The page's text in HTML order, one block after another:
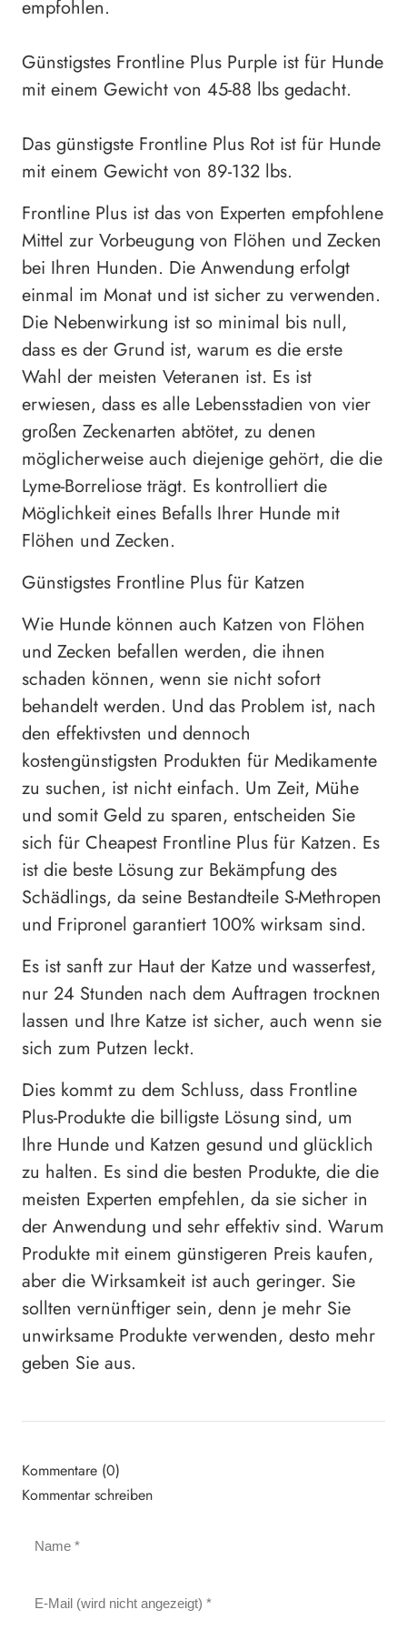
empfohlen.
Günstigstes Frontline Plus Purple ist für Hunde
mit einem Gewicht von 45-88 lbs gedacht.
Das günstigste Frontline Plus Rot ist für Hunde
mit einem Gewicht von 89-132 lbs.
Frontline Plus ist das von Experten empfohlene
Mittel zur Vorbeugung von Flöhen und Zecken
bei Ihren Hunden. Die Anwendung erfolgt
einmal im Monat und ist sicher zu verwenden.
Die Nebenwirkung ist so minimal bis null,
dass es der Grund ist, warum es die erste
Wahl der meisten Veteranen ist. Es ist
erwiesen, dass es alle Lebensstadien von vier
großen Zeckenarten abtötet, zu denen
möglicherweise auch diejenige gehört, die die
Lyme-Borreliose trägt. Es kontrolliert die
Möglichkeit eines Befalls Ihrer Hunde mit
Flöhen und Zecken.
Günstigstes Frontline Plus für Katzen
Wie Hunde können auch Katzen von Flöhen
und Zecken befallen werden, die ihnen
schaden können, wenn sie nicht sofort
behandelt werden. Und das Problem ist, nach
den effektivsten und dennoch
kostengünstigsten Produkten für Medikamente
zu suchen, ist nicht einfach. Um Zeit, Mühe
und somit Geld zu sparen, entscheiden Sie
sich für Cheapest Frontline Plus für Katzen. Es
ist die beste Lösung zur Bekämpfung des
Schädlings, da seine Bestandteile S-Methropen
und Fripronel garantiert 100% wirksam sind.
Es ist sanft zur Haut der Katze und wasserfest,
nur 24 Stunden nach dem Auftragen trocknen
lassen und Ihre Katze ist sicher, auch wenn sie
sich zum Putzen leckt.
Dies kommt zu dem Schluss, dass Frontline
Plus-Produkte die billigste Lösung sind, um
Ihre Hunde und Katzen gesund und glücklich
zu halten. Es sind die besten Produkte, die die
meisten Experten empfehlen, da sie sicher in
der Anwendung und sehr effektiv sind. Warum
Produkte mit einem günstigeren Preis kaufen,
aber die Wirksamkeit ist auch geringer. Sie
sollten vernünftiger sein, denn je mehr Sie
unwirksame Produkte verwenden, desto mehr
geben Sie aus.
Kommentare (0)
Kommentar schreiben